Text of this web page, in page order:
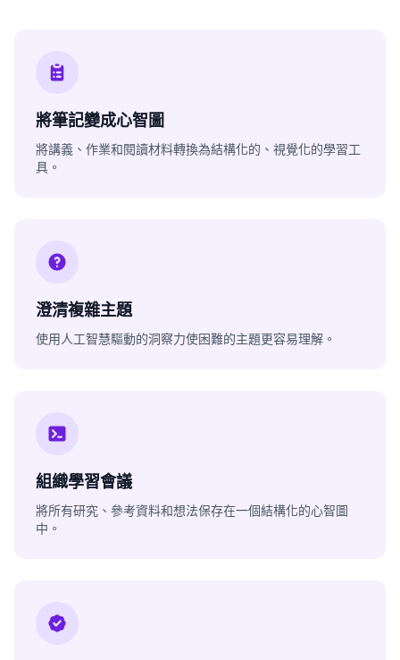
將筆記變成心智圖
將講義、作業和閱讀材料轉換為結構化的、視覺化的學習工
具。
澄清複雜主題
使用人工智慧驅動的洞察力使困難的主題更容易理解。
組織學習會議
將所有研究、參考資料和想法保存在一個結構化的心智圖
中。